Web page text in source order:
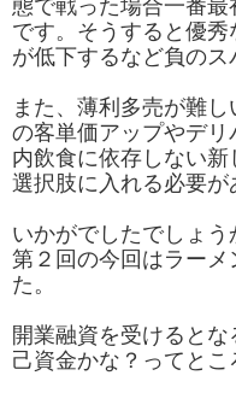
態で戦った場合一番
です。そうすると優
が低下するなど負のス
また、薄利多売が難
の客単価アップやデ
内飲食に依存しない
選択肢に入れる必要が
いかがでしたでしょう
第２回の今回はラー
た。
開業融資を受けると
己資金かな？ってとこ